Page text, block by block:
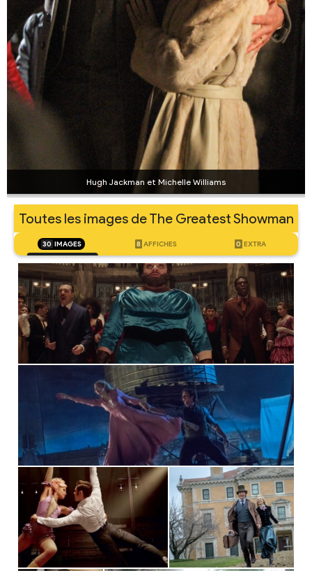
Hugh Jackman et Michelle Williams
Toutes les images de The Greatest Showman
30 IMAGES 8 AFFICHES 0 EXTRA